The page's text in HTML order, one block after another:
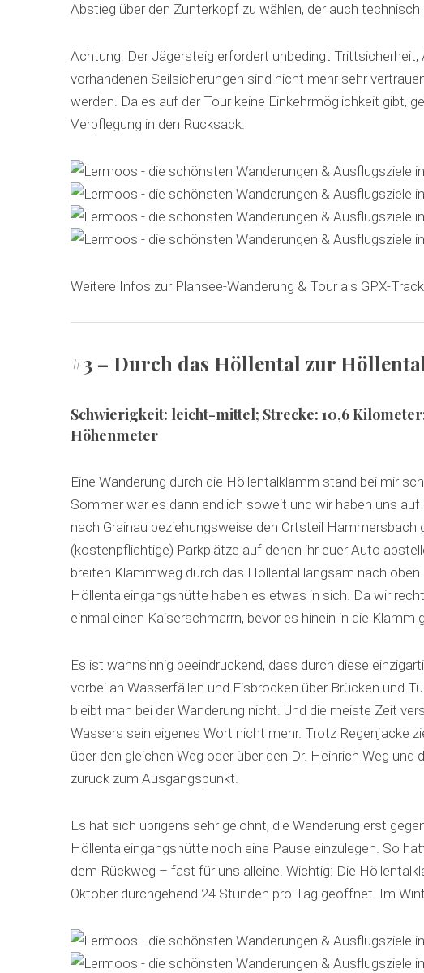
Abstieg über den Zunterkopf zu wählen, der auch
Achtung: Der Jägersteig erfordert unbedingt
vorhandenen Seilsicherungen sind nicht mehr sehr
werden. Da es auf der Tour keine Einkehrmöglichkeit gibt,
Verpflegung in den Rucksack.
Weitere Infos zur Plansee-Wanderung & Tour als GPX-
#3 – Durch das Höllental zur
Schwierigkeit: leicht-mittel; Strecke: 10,6
Höhenmeter
Eine Wanderung durch die Höllentalklamm stand bei mir
Sommer war es dann endlich soweit und wir haben uns
nach Grainau beziehungsweise den Ortsteil
(kostenpflichtige) Parkplätze auf denen ihr euer Auto
breiten Klammweg durch das Höllental langsam nach
Höllentaleingangshütte haben es etwas in sich. Da wir
einmal einen Kaiserschmarrn, bevor es hinein in die Klamm
Es ist wahnsinnig beeindruckend, dass durch diese
vorbei an Wasserfällen und Eisbrocken über Brücken und
bleibt man bei der Wanderung nicht. Und die meiste Zeit
Wassers sein eigenes Wort nicht mehr. Trotz Regenjacke
über den gleichen Weg oder über den Dr. Heinrich Weg
zurück zum Ausgangspunkt.
Es hat sich übrigens sehr gelohnt, die Wanderung erst
Höllentaleingangshütte noch eine Pause einzulegen. So
dem Rückweg – fast für uns alleine. Wichtig: Die
Oktober durchgehend 24 Stunden pro Tag geöffnet. Im